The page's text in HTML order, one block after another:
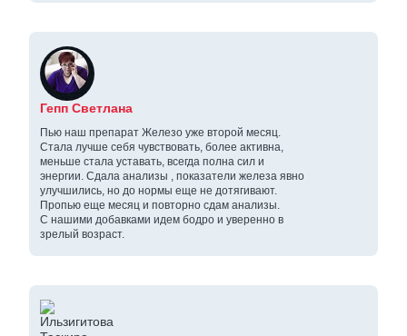
Гепп Светлана
Пью наш препарат Железо уже второй месяц.
Стала лучше себя чувствовать, более активна,
меньше стала уставать, всегда полна сил и
энергии. Сдала анализы , показатели железа явно
улучшились, но до нормы еще не дотягивают.
Пропью еще месяц и повторно сдам анализы.
С нашими добавками идем бодро и уверенно в
зрелый возраст.